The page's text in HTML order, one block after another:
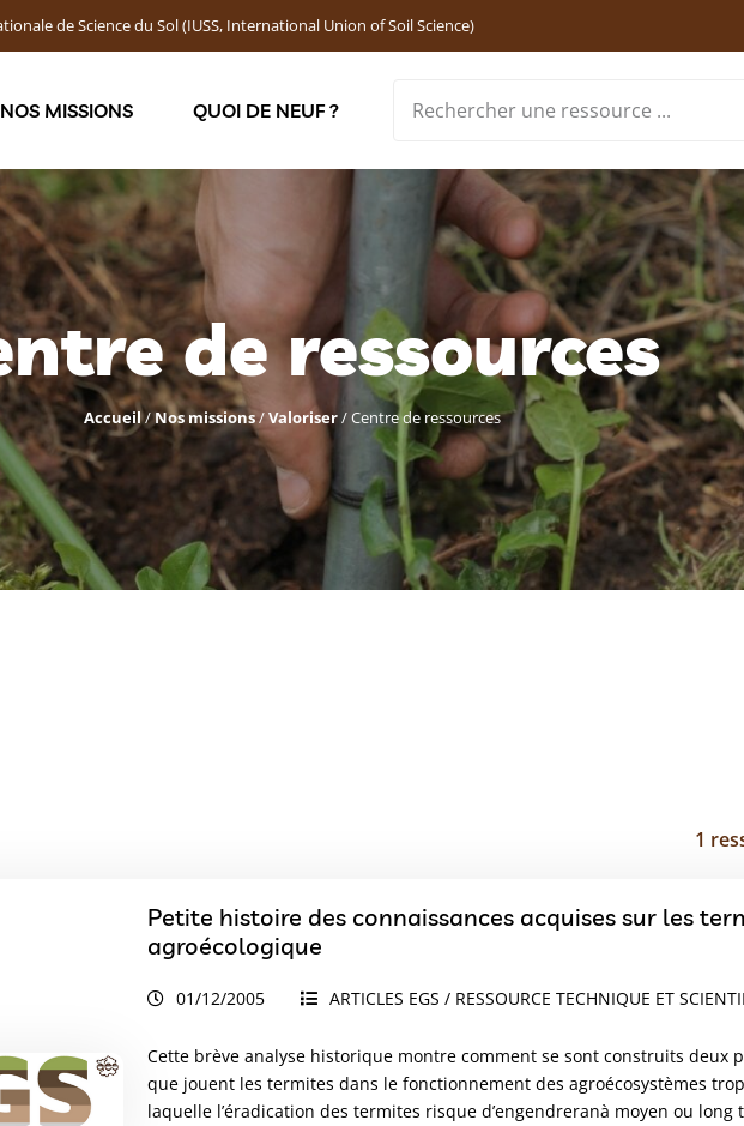
de Science du Sol (IUSS, International Union of Soil Science)
NOS MISSIONS QUOI DE NEUF ?
de ressources
Accueil/Nos missions/Valoriser/Centre de ressources
1
Petite histoire des connaissances acquises sur les
agroécologique
01/12/2005 ARTICLES EGS / RESSOURCE TECHNIQUE ET
Cette brève analyse historique montre comment se sont construits deux
que jouent les termites dans le fonctionnement des agroécosystèmes
laquelle l’éradication des termites risque d’engendreranà moyen ou